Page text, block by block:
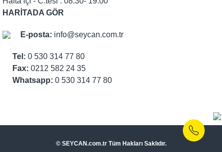
HARİTADA GÖR
E-posta: info@seycan.com.tr
Tel: 0 530 314 77 80
Fax: 0212 582 24 35
Whatsapp: 0 530 314 77 80
© SEYCAN.com.tr Tüm Hakları Saklıdır.